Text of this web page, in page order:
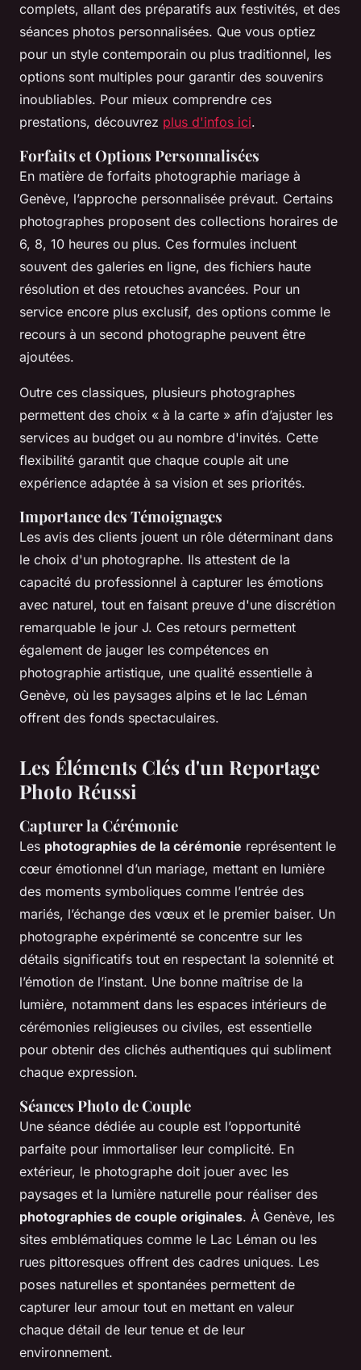
complets, allant des préparatifs aux festivités, et des
séances photos personnalisées. Que vous optiez
pour un style contemporain ou plus traditionnel, les
options sont multiples pour garantir des souvenirs
inoubliables. Pour mieux comprendre ces
prestations, découvrez plus d'infos ici.
Forfaits et Options Personnalisées
En matière de forfaits photographie mariage à
Genève, l’approche personnalisée prévaut. Certains
photographes proposent des collections horaires de
6, 8, 10 heures ou plus. Ces formules incluent
souvent des galeries en ligne, des fichiers haute
résolution et des retouches avancées. Pour un
service encore plus exclusif, des options comme le
recours à un second photographe peuvent être
ajoutées.
Outre ces classiques, plusieurs photographes
permettent des choix « à la carte » afin d’ajuster les
services au budget ou au nombre d'invités. Cette
flexibilité garantit que chaque couple ait une
expérience adaptée à sa vision et ses priorités.
Importance des Témoignages
Les avis des clients jouent un rôle déterminant dans
le choix d'un photographe. Ils attestent de la
capacité du professionnel à capturer les émotions
avec naturel, tout en faisant preuve d'une discrétion
remarquable le jour J. Ces retours permettent
également de jauger les compétences en
photographie artistique, une qualité essentielle à
Genève, où les paysages alpins et le lac Léman
offrent des fonds spectaculaires.
Les Éléments Clés d'un Reportage
Photo Réussi
Capturer la Cérémonie
Les photographies de la cérémonie représentent le
cœur émotionnel d’un mariage, mettant en lumière
des moments symboliques comme l’entrée des
mariés, l’échange des vœux et le premier baiser. Un
photographe expérimenté se concentre sur les
détails significatifs tout en respectant la solennité et
l’émotion de l’instant. Une bonne maîtrise de la
lumière, notamment dans les espaces intérieurs de
cérémonies religieuses ou civiles, est essentielle
pour obtenir des clichés authentiques qui subliment
chaque expression.
Séances Photo de Couple
Une séance dédiée au couple est l’opportunité
parfaite pour immortaliser leur complicité. En
extérieur, le photographe doit jouer avec les
paysages et la lumière naturelle pour réaliser des
photographies de couple originales. À Genève, les
sites emblématiques comme le Lac Léman ou les
rues pittoresques offrent des cadres uniques. Les
poses naturelles et spontanées permettent de
capturer leur amour tout en mettant en valeur
chaque détail de leur tenue et de leur
environnement.